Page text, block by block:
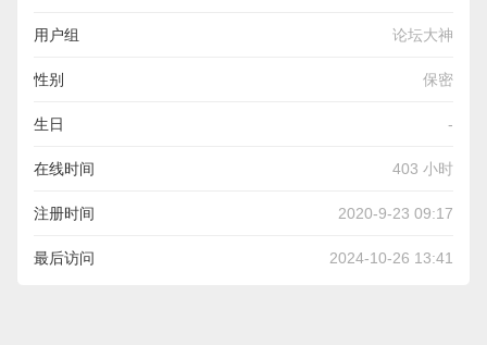
用户组 论坛大神
性别 保密
生日 -
在线时间 403 小时
注册时间 2020-9-23 09:17
最后访问 2024-10-26 13:41